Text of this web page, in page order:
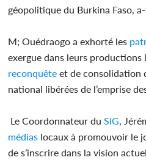
géopolitique du Burkina Faso,
M; Ouédraogo a exhorté les
exergue dans leurs productions
reconquête et de consolidation
national libérées de l’emprise
Le Coordonnateur duSIG,
médias locaux à promouvoir le
de s’inscrire dans la vision